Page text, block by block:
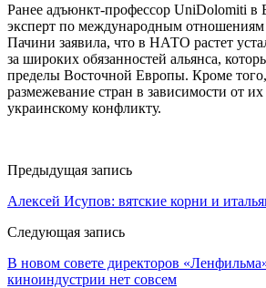
Ранее адъюнкт-профессор UniDolomiti в
эксперт по международным
Пачини заявила, что в НАТО растет
за широких обязанностей альянса,
пределы Восточной Европы. Кроме
размежевание стран в зависимости от
украинскому конфликту.
Предыдущая запись
Алексей Исупов: вятские корни и
Следующая запись
В новом совете директоров
киноиндустрии нет совсем